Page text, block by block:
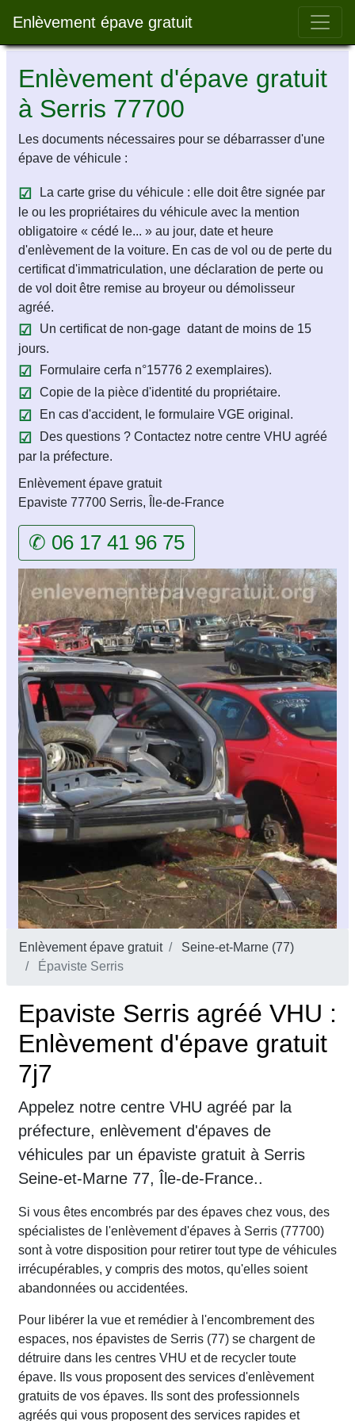
Enlèvement épave gratuit Bar
Enlèvement d'épave gratuit
à Serris 77700
Les documents nécessaires pour se débarrasser d'une
épave de véhicule :
La carte grise du véhicule : elle doit être signée par
le ou les propriétaires du véhicule avec la mention
obligatoire « cédé le... » au jour, date et heure
d'enlèvement de la voiture. En cas de vol ou de perte du
certificat d'immatriculation, une déclaration de perte ou
de vol doit être remise au broyeur ou démolisseur
agréé.
Un certificat de non-gage datant de moins de 15
jours.
Formulaire cerfa n°15776 2 exemplaires).
Copie de la pièce d'identité du propriétaire.
En cas d'accident, le formulaire VGE original.
Des questions ? Contactez notre centre VHU agréé
par la préfecture.
Enlèvement épave gratuit
Epaviste 77700 Serris, Île-de-France
✆ 06 17 41 96 75
Enlèvement épave gratuit
Seine-et-Marne (77)
Épaviste Serris
Epaviste Serris agréé VHU :
Enlèvement d'épave gratuit
7j7
Appelez notre centre VHU agréé par la
préfecture, enlèvement d'épaves de
véhicules par un épaviste gratuit à Serris
Seine-et-Marne 77, Île-de-France..
Si vous êtes encombrés par des épaves chez vous, des
spécialistes de l'enlèvement d'épaves à Serris (77700)
sont à votre disposition pour retirer tout type de véhicules
irrécupérables, y compris des motos, qu'elles soient
abandonnées ou accidentées.
Pour libérer la vue et remédier à l'encombrement des
espaces, nos épavistes de Serris (77) se chargent de
détruire dans les centres VHU et de recycler toute
épave. Ils vous proposent des services d'enlèvement
gratuits de vos épaves. Ils sont des professionnels
agréés qui vous proposent des services rapides et